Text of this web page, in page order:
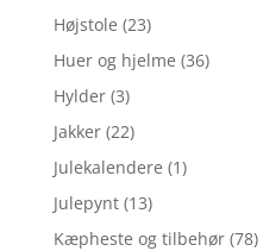
Højstole (23)
Huer og hjelme (36)
Hylder (3)
Jakker (22)
Julekalendere (1)
Julepynt (13)
Kæpheste og tilbehør (78)